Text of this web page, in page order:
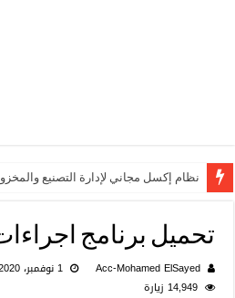
نظام إكسل مجاني لإدارة التصنيع
تحميل برنامج
Acc-Mohamed ElSayed 1 نوفمبر، 2020
14,949 زيارة